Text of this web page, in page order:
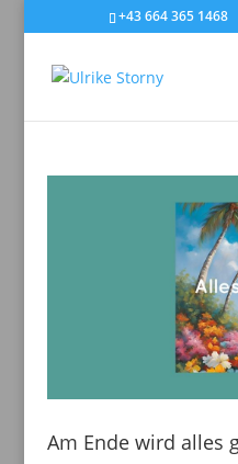
+43 664 365 1468
Am Ende wird alles